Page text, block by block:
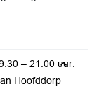
– 21.00 uur:
Hoofddorp